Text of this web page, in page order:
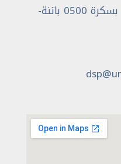
العنوان: ممرات 19 ماي. طريق بسكرة 0500 باتنة-